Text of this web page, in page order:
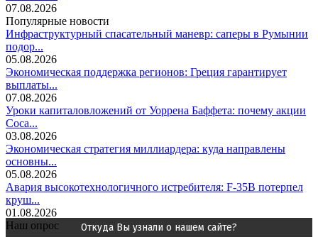
07.08.2026
Популярные новости
Инфраструктурный спасательный маневр: саперы в Румынии
подор...
05.08.2026
Экономическая поддержка регионов: Греция гарантирует
выплаты...
07.08.2026
Уроки капиталовложений от Уоррена Баффета: почему акции
Coca...
03.08.2026
Экономическая стратегия миллиардера: куда направлены
основны...
05.08.2026
Авария высокотехнологичного истребителя: F-35B потерпел
круш...
01.08.2026
Наш опрос
Откуда Вы узнали о нашем сайте?